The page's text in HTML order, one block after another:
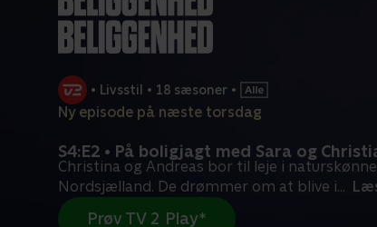
• Livsstil • 18 sæsoner •
Ny episode på næste torsdag
S4:E2 • På boligjagt med Sara og
Christina og Andreas bor til leje i
Nordsjælland. De drømmer om at blive i...
Prøv TV 2 Play*